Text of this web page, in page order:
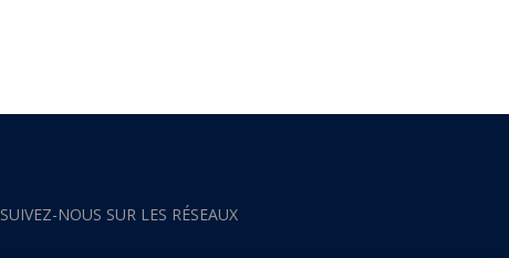
SUIVEZ-NOUS SUR LES RÉSEAUX